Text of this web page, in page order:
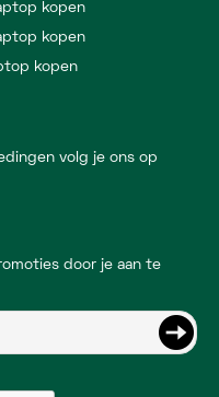
kopen
kopen
kopen
volg je ons op
door je aan te